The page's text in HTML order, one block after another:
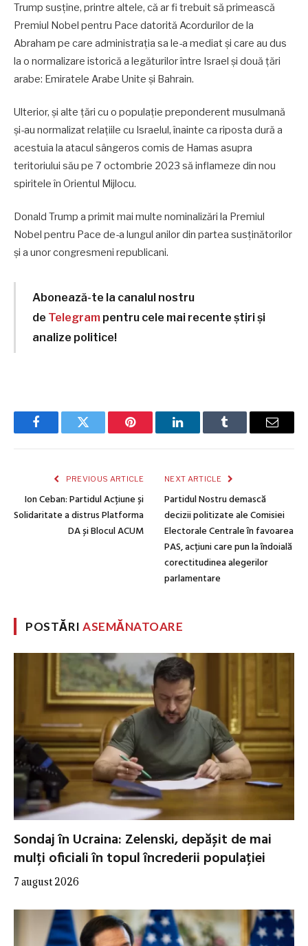
Trump susține, printre altele, că ar fi trebuit să primească
Premiul Nobel pentru Pace datorită Acordurilor de la
Abraham pe care administrația sa le-a mediat și care au dus
la o normalizare istorică a legăturilor între Israel și două țări
arabe: Emiratele Arabe Unite și Bahrain.
Ulterior, și alte țări cu o populație preponderent musulmană
și-au normalizat relațiile cu Israelul, înainte ca riposta dură a
acestuia la atacul sângeros comis de Hamas asupra
teritoriului său pe 7 octombrie 2023 să inflameze din nou
spiritele în Orientul Mijlocu.
Donald Trump a primit mai multe nominalizări la Premiul
Nobel pentru Pace de-a lungul anilor din partea susținătorilor
și a unor congresmeni republicani.
Abonează-te la canalul nostru
de Telegram pentru cele mai recente știri și
analize politice!
FacebookTwitter Pinterest LinkedInTumblr Email
PREVIOUS ARTICLE
Ion Ceban: Partidul Acțiune și
Solidaritate a distrus Platforma
DA și Blocul ACUM
NEXT ARTICLE
Partidul Nostru demască
decizii politizate ale Comisiei
Electorale Centrale în favoarea
PAS, acțiuni care pun la îndoială
corectitudinea alegerilor
parlamentare
POSTĂRIASEMĂNATOARE
Sondaj în Ucraina: Zelenski, depășit de mai
mulți oficiali în topul încrederii populației
7 august 2026